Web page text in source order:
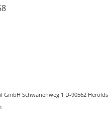
Schwanenweg 1 D-90562